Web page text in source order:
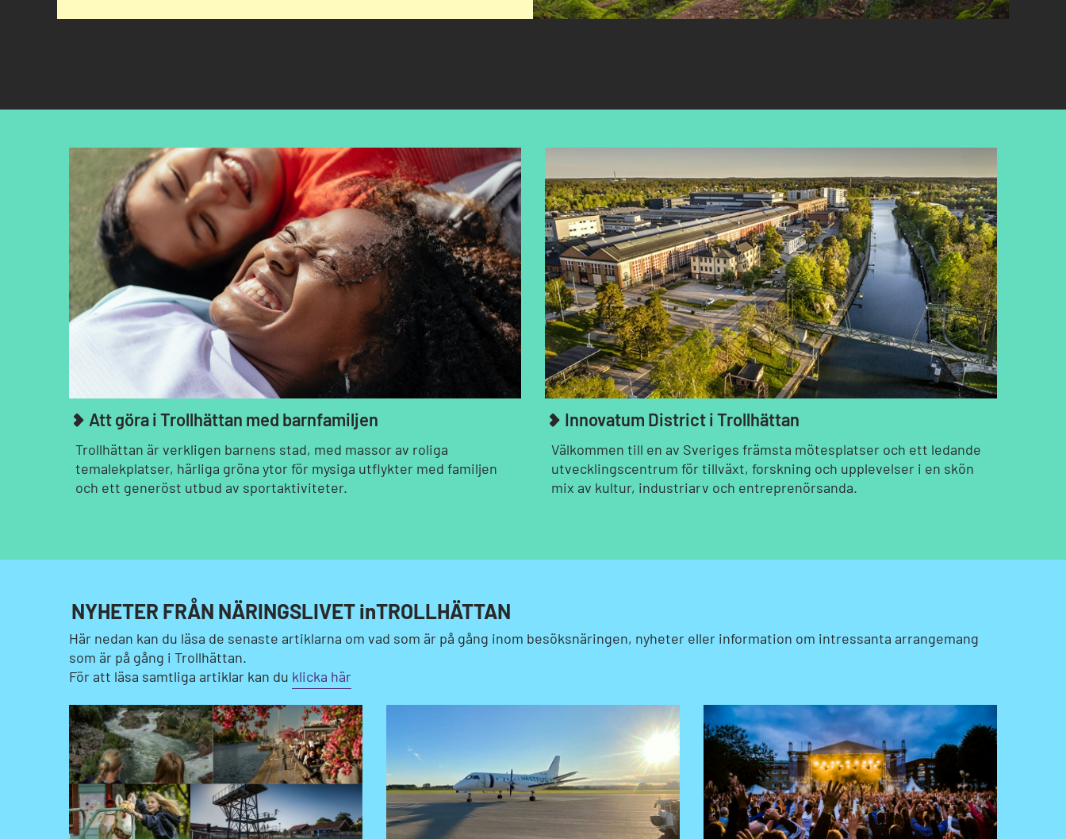
Att göra i Trollhättan med barnfamiljen
Trollhättan är verkligen barnens stad, med massor av roliga
temalekplatser, härliga gröna ytor för mysiga utflykter med familjen
och ett generöst utbud av sportaktiviteter.
Innovatum District i Trollhättan
Välkommen till en av Sveriges främsta mötesplatser och ett ledande
utvecklingscentrum för tillväxt, forskning och upplevelser i en skön
mix av kultur, industriarv och entreprenörsanda.
NYHETER FRÅN NÄRINGSLIVET inTROLLHÄTTAN
Här nedan kan du läsa de senaste artiklarna om vad som är på gång inom besöksnäringen, nyheter eller information om intressanta arrangemang
som är på gång i Trollhättan.
För att läsa samtliga artiklar kan du klicka här